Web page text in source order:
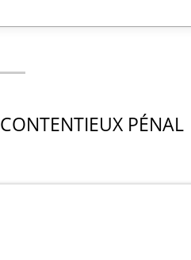
CONTENTIEUX PÉNAL